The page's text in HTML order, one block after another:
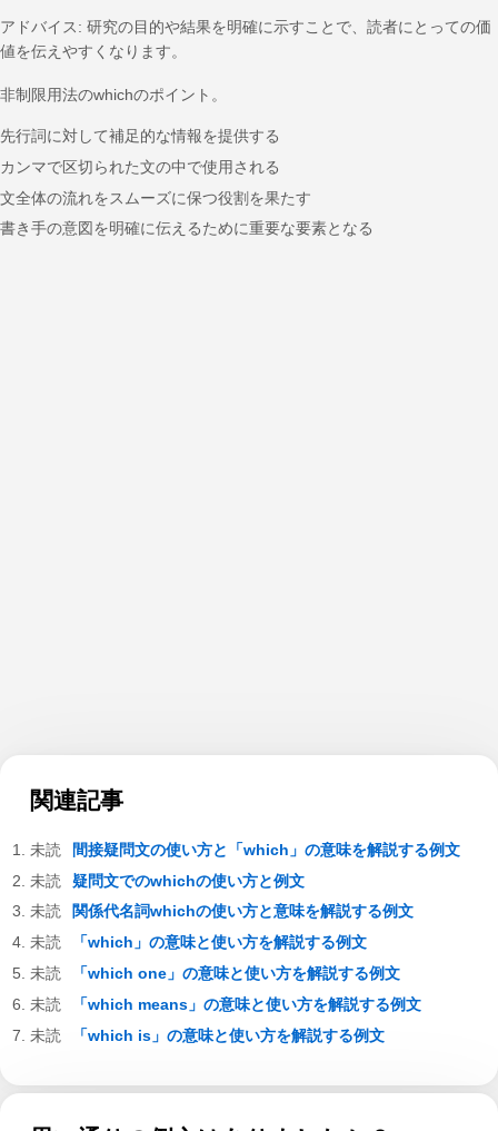
アドバイス: 研究の目的や結果を明確に示すことで、読者にとっての価
値を伝えやすくなります。
非制限用法のwhichのポイント。
先行詞に対して補足的な情報を提供する
カンマで区切られた文の中で使用される
文全体の流れをスムーズに保つ役割を果たす
書き手の意図を明確に伝えるために重要な要素となる
関連記事
間接疑問文の使い方と「which」の意味を解説する例文
疑問文でのwhichの使い方と例文
関係代名詞whichの使い方と意味を解説する例文
「which」の意味と使い方を解説する例文
「which one」の意味と使い方を解説する例文
「which means」の意味と使い方を解説する例文
「which is」の意味と使い方を解説する例文